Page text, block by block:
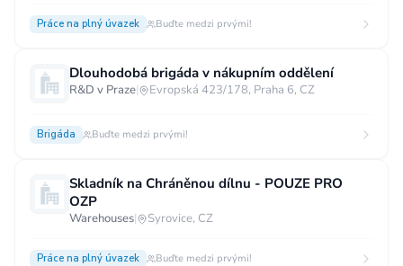
Práce na plný úvazek Buďte medzi prvými!
Dlouhodobá brigáda v nákupním oddělení
R&D v Praze| Evropská 423/178, Praha 6, CZ
Brigáda Buďte medzi prvými!
Skladník na Chráněnou dílnu - POUZE PRO
OZP
Warehouses| Syrovice, CZ
Práce na plný úvazek Buďte medzi prvými!